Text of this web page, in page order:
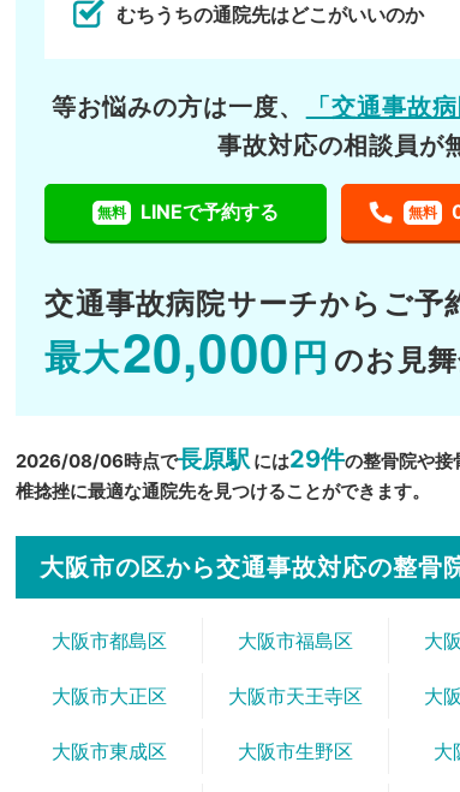
むちうちの通院先はどこがいいのか
等お悩みの方は一度、 「交通事故
事故対応の相談員が
無料 LINEで予約する 無料
交通事故病院サーチから ご予
最大20,000 円 のお見
2026/08/06時点で長原駅 には29件の整骨院や接
椎捻挫に最適な通院先を見つけることができます。
大阪市の区から交通事故対応の整骨
大阪市都島区 大阪市福島区 大
大阪市大正区 大阪市天王寺区 大
大阪市東成区 大阪市生野区 大